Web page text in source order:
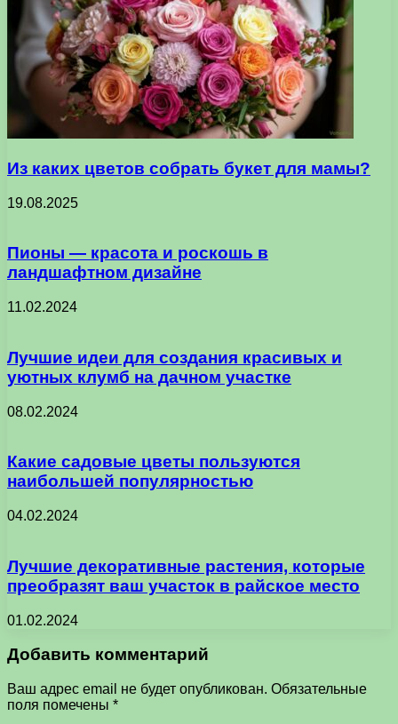
Из каких цветов собрать букет для мамы?
19.08.2025
Пионы — красота и роскошь в
ландшафтном дизайне
11.02.2024
Лучшие идеи для создания красивых и
уютных клумб на дачном участке
08.02.2024
Какие садовые цветы пользуются
наибольшей популярностью
04.02.2024
Лучшие декоративные растения, которые
преобразят ваш участок в райское место
01.02.2024
Добавить комментарий
Ваш адрес email не будет опубликован. Обязательные
поля помечены *